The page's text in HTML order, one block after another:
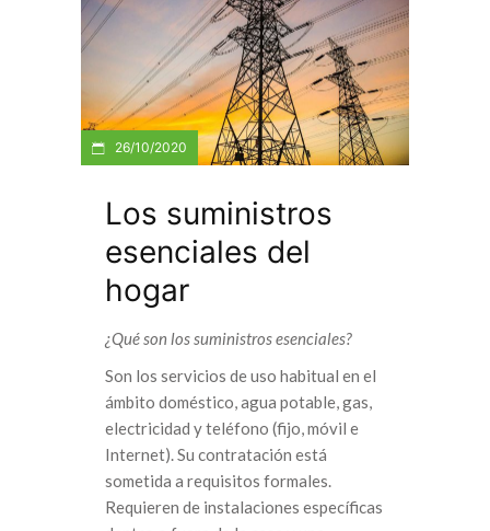
26/10/2020
Los suministros
esenciales del
hogar
¿Qué son los suministros esenciales?
Son los servicios de uso habitual en el
ámbito doméstico, agua potable, gas,
electricidad y teléfono (fijo, móvil e
Internet). Su contratación está
sometida a requisitos formales.
Requieren de instalaciones específicas